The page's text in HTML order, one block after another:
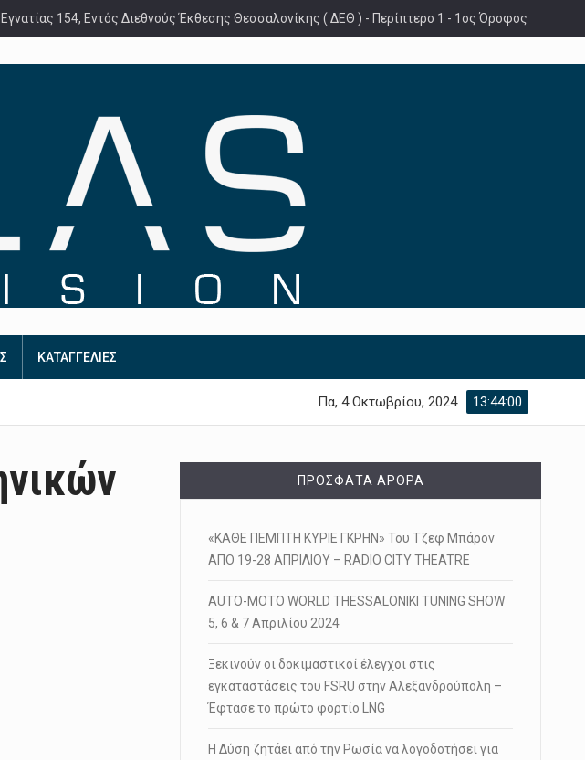
Εγνατίας 154, Εντός Διεθνούς Έκθεσης Θεσσαλονίκης ( ΔΕΘ ) - Περίπτερο 1 - 1ος Όροφος
ΚΑΤΑΓΓΕΛΙΕΣ
13:44:01
Πα, 4 Οκτωβρίου, 2024
ΠΡΌΣΦΑΤΑ ΆΡΘΡΑ
«ΚΑΘΕ ΠΕΜΠΤΗ ΚΥΡΙΕ ΓΚΡΗΝ» Του Τζεφ Μπάρον
ΑΠΟ 19-28 ΑΠΡΙΛΙΟΥ – RADIO CITY THEATRE
AUTO-MOTO WORLD THESSALONIKI TUNING SHOW
5, 6 & 7 Απριλίου 2024
Ξεκινούν οι δοκιμαστικοί έλεγχοι στις
εγκαταστάσεις του FSRU στην Αλεξανδρούπολη –
Έφτασε το πρώτο φορτίο LNG
Η Δύση ζητάει από την Ρωσία να λογοδοτήσει για